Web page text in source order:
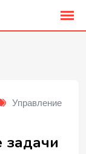
Управление
задачи